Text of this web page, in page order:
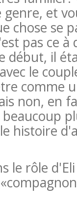
et
chose se
pas ce à
début, il
le
comme
non, en
histoire
le rôle